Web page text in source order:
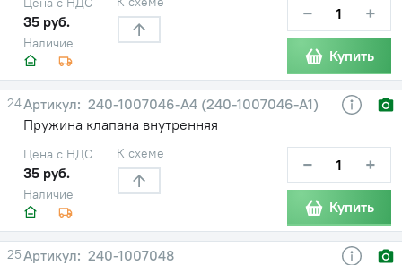
Наличие
35 руб. − +
Купить
24
240-1007046-А4 (240-1007046-А1)
Пружина клапана внутренняя
Наличие
Цена с НДС
35 руб.
К схеме − +
Купить
25
240-1007048